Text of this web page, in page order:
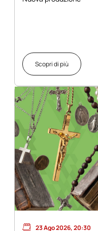
Scopri di più
23 Ago 2026, 20:30